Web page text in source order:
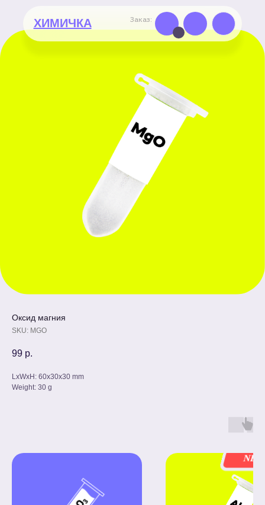
ХИМИЧКА Заказ:
Оксид магния
SKU: MGO
99 р.
LxWxH: 60x30x30 mm
Weight: 30 g